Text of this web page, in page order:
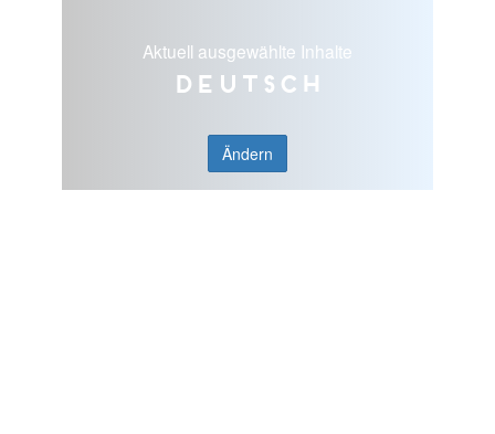
Aktuell ausgewählte Inhalte
Deutsch
Ändern